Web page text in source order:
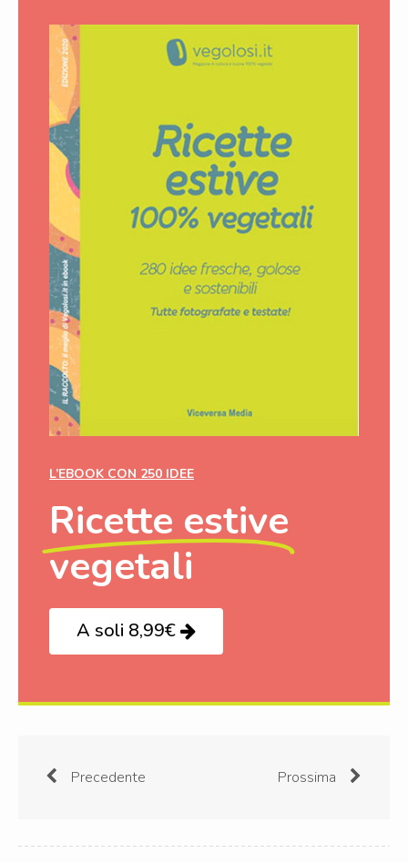
L’EBOOK CON 250 IDEE
Ricette estive
vegetali
A soli 8,99€
Precedente Prossima